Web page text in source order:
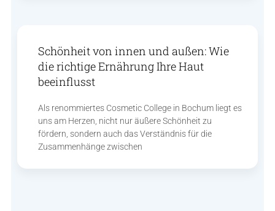
Schönheit von innen und außen: Wie
die richtige Ernährung Ihre Haut
beeinflusst
Als renommiertes Cosmetic College in Bochum liegt es
uns am Herzen, nicht nur äußere Schönheit zu
fördern, sondern auch das Verständnis für die
Zusammenhänge zwischen